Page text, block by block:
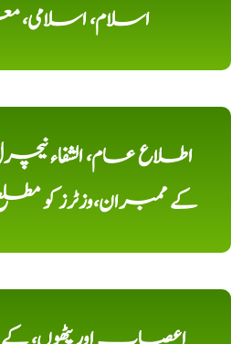
اسلام،
اطلاع عام، الشفاء
کے ممبران،وزٹرز کو